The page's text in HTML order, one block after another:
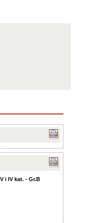
i IV kat. - Gr.B